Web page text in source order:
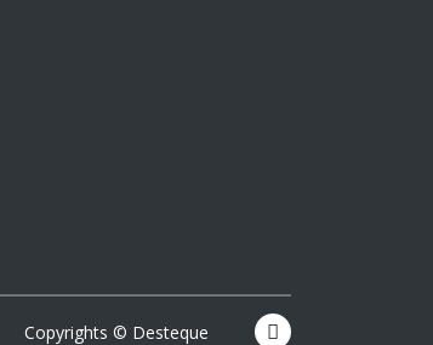
Copyrights © Desteque